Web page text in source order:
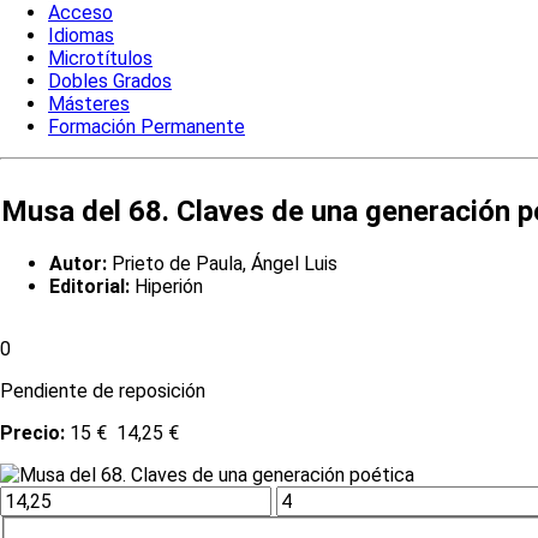
Acceso
Idiomas
Microtítulos
Dobles Grados
Másteres
Formación Permanente
Musa del 68. Claves de una generación
Autor: Prieto de Paula, Ángel Luis
Editorial: Hiperión
0
Pendiente de reposición
Precio: 15 € 14,25 €